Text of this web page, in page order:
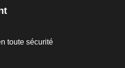
toute sécurité